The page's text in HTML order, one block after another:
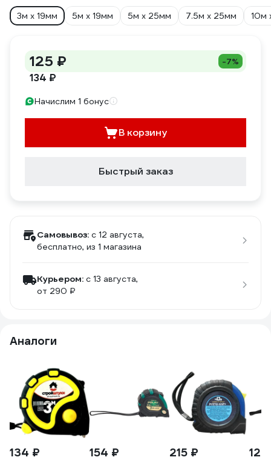
3м х 19мм
5м х 19мм 5м х 25мм 7.5м х 25мм 10м
125 ₽ -7%
134 ₽
Начислим 1 бонус
В корзину
Быстрый заказ
Самовывоз: c 12 августа,
бесплатно, из 1 магазина
Курьером: c 13 августа,
от 290 ₽
Аналоги
134 ₽ 154 ₽ 215 ₽ 127